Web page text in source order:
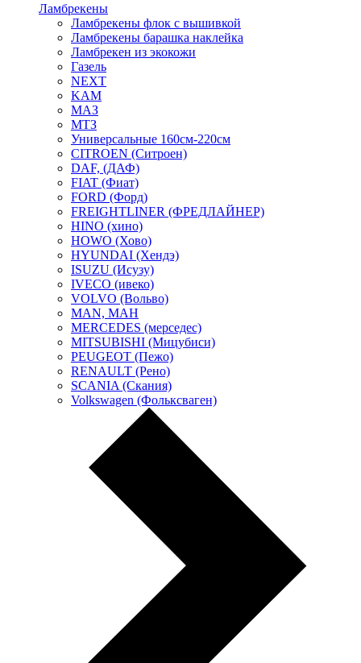
Ламбрекены
Ламбрекены флок с вышивкой
Ламбрекены барашка наклейка
Ламбрекен из экокожи
Газель
NEXT
KAM
МАЗ
МТЗ
Универсальные 160см-220см
CITROEN (Ситроен)
DAF, (ДАФ)
FIAT (Фиат)
FORD (Форд)
FREIGHTLINER (ФРЕДЛАЙНЕР)
HINO (хино)
HOWO (Хово)
HYUNDAI (Хендэ)
ISUZU (Исузу)
IVECO (ивеко)
VOLVO (Вольво)
MAN, МАН
MERCEDES (мерседес)
MITSUBISHI (Мицубиси)
PEUGEOT (Пежо)
RENAULT (Рено)
SCANIA (Скания)
Volkswagen (Фольксваген)